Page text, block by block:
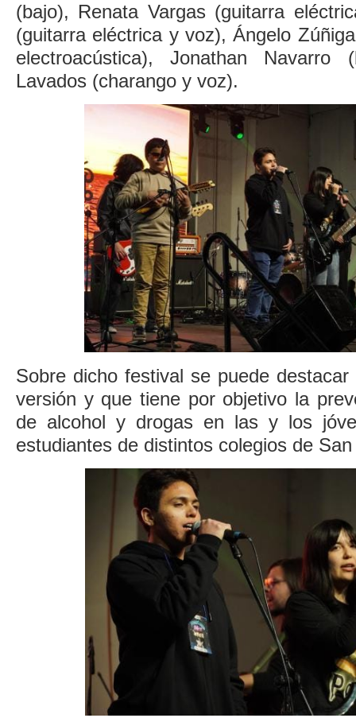
(bajo), Renata Vargas (guitarra
(guitarra eléctrica y voz), Ángelo
electroacústica), Jonathan Navarro
Lavados (charango y voz).
Sobre dicho festival se puede
versión y que tiene por objetivo la
de alcohol y drogas en las y los
estudiantes de distintos colegios de